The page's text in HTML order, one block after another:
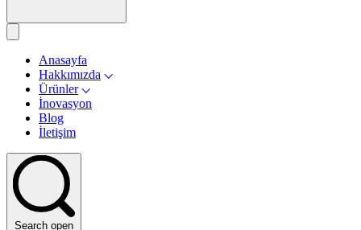
Anasayfa
Hakkımızda
Ürünler
İnovasyon
Blog
İletişim
Search open